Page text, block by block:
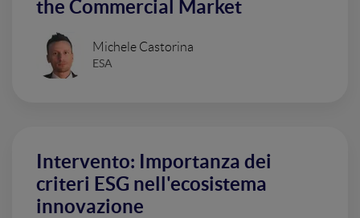
the Commercial Market
Michele Castorina
ESA
Intervento: Importanza dei
criteri ESG nell'ecosistema
innovazione